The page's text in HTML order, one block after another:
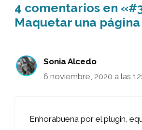
4 comentarios en
Maquetar una
Sonia Alcedo
6 noviembre, 2020 a las
Enhorabuena por el plugin,